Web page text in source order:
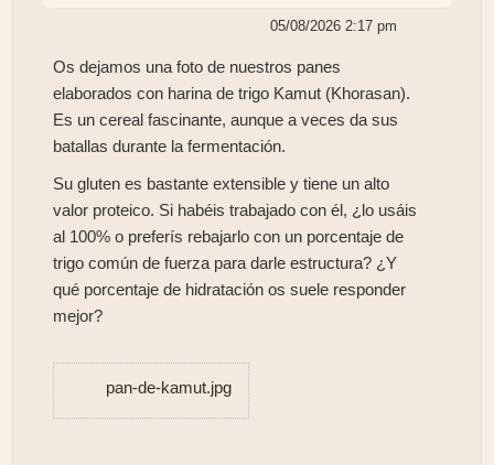
05/08/2026 2:17 pm
Os dejamos una foto de nuestros panes
elaborados con harina de trigo Kamut (Khorasan).
Es un cereal fascinante, aunque a veces da sus
batallas durante la fermentación.
Su gluten es bastante extensible y tiene un alto
valor proteico. Si habéis trabajado con él, ¿lo usáis
al 100% o preferís rebajarlo con un porcentaje de
trigo común de fuerza para darle estructura? ¿Y
qué porcentaje de hidratación os suele responder
mejor?
pan-de-kamut.jpg